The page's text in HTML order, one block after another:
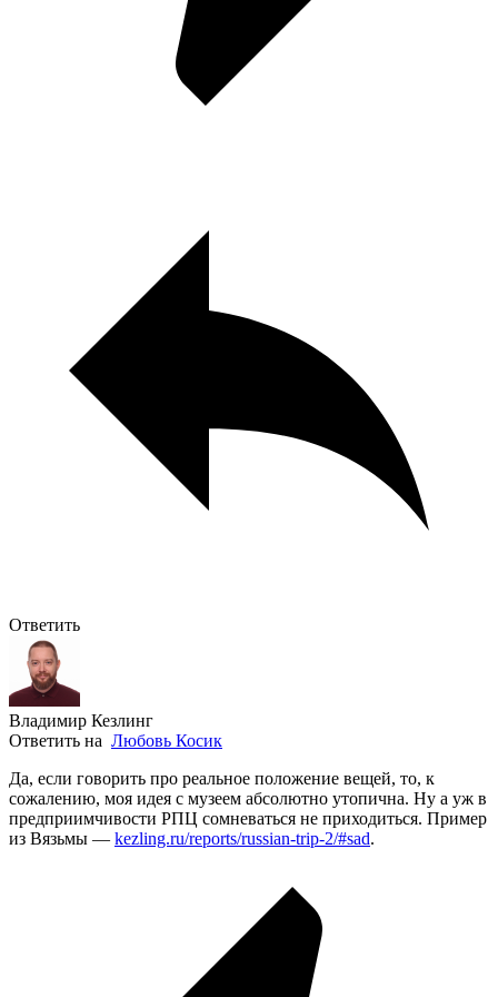
Ответить
Владимир Кезлинг
Ответить на Любовь Косик
Да, если говорить про реальное положение вещей, то, к
сожалению, моя идея с музеем абсолютно утопична. Ну а уж в
предприимчивости РПЦ сомневаться не приходиться. Пример
из Вязьмы — kezling.ru/reports/russian-trip-2/#sad.